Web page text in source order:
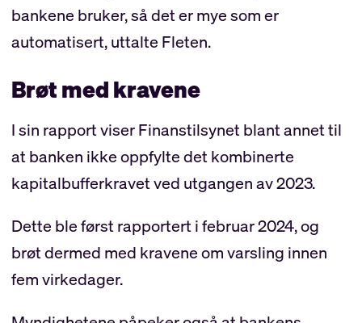
bankene bruker, så det er mye som er
automatisert, uttalte Fleten.
Brøt med kravene
I sin rapport viser Finanstilsynet blant annet til
at banken ikke oppfylte det kombinerte
kapitalbufferkravet ved utgangen av 2023.
Dette ble først rapportert i februar 2024, og
brøt dermed med kravene om varsling innen
fem virkedager.